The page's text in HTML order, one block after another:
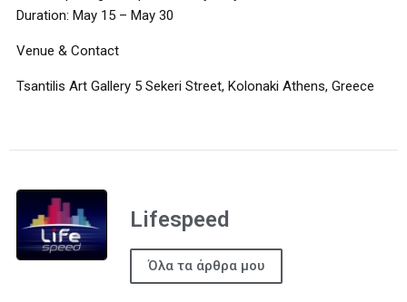
Duration: May 15 – May 30
Venue & Contact
Tsantilis Art Gallery 5 Sekeri Street, Kolonaki Athens, Greece
Lifespeed
Όλα τα άρθρα μου